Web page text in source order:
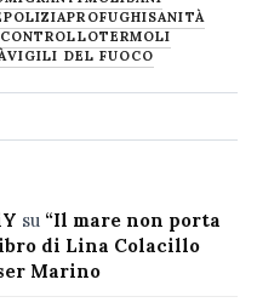
POLIZIAPROFUGHISANITÀ
TERMOLI
VIGILI DEL FUOCO
su “Il mare non porta
di Lina Colacillo
Marino